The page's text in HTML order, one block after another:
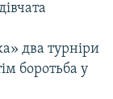
два турніри
боротьба у